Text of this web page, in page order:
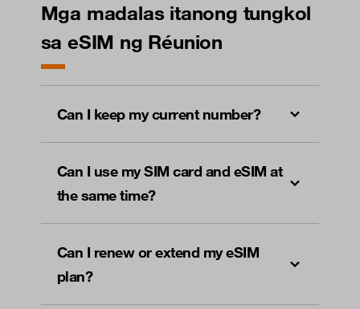
Mga madalas itanong tungkol
sa eSIM ng Réunion
Can I keep my current number?
Can I use my SIM card and eSIM at
the same time?
Can I renew or extend my eSIM
plan?